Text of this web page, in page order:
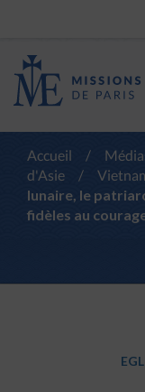
Accueil /
d'Asie
/
lunaire, le
fidèles au